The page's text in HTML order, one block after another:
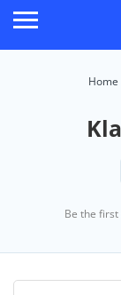
Home
Be the